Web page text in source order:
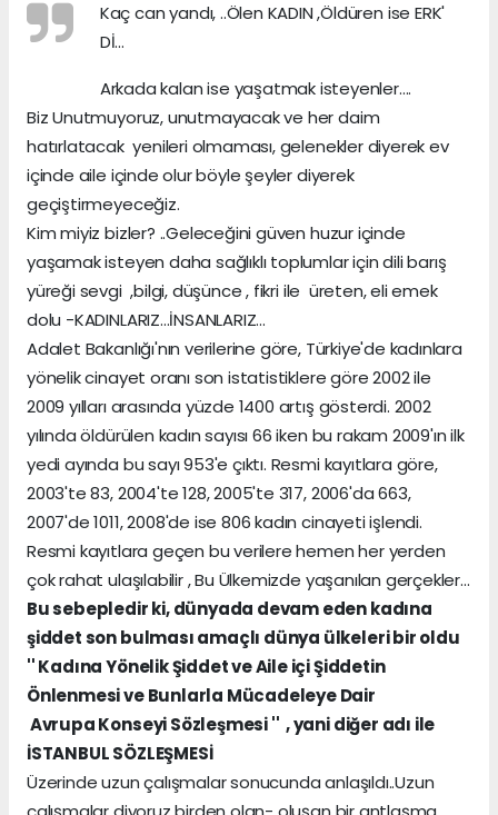
Kaç can yandı, ..Ölen KADIN ,Öldüren ise ERK'
Dİ...
Arkada kalan ise yaşatmak isteyenler....
Biz Unutmuyoruz, unutmayacak ve her daim
hatırlatacak yenileri olmaması, gelenekler diyerek ev
içinde aile içinde olur böyle şeyler diyerek
geçiştirmeyeceğiz.
Kim miyiz bizler? ..Geleceğini güven huzur içinde
yaşamak isteyen daha sağlıklı toplumlar için dili barış
yüreği sevgi ,bilgi, düşünce , fikri ile üreten, eli emek
dolu -KADINLARIZ...İNSANLARIZ...
Adalet Bakanlığı'nın verilerine göre, Türkiye'de kadınlara
yönelik cinayet oranı son istatistiklere göre 2002 ile
2009 yılları arasında yüzde 1400 artış gösterdi. 2002
yılında öldürülen kadın sayısı 66 iken bu rakam 2009'ın ilk
yedi ayında bu sayı 953'e çıktı. Resmi kayıtlara göre,
2003'te 83, 2004'te 128, 2005'te 317, 2006'da 663,
2007'de 1011, 2008'de ise 806 kadın cinayeti işlendi.
Resmi kayıtlara geçen bu verilere hemen her yerden
çok rahat ulaşılabilir , Bu Ülkemizde yaşanılan gerçekler...
Bu sebepledir ki, dünyada devam eden kadına
şiddet son bulması amaçlı dünya ülkeleri bir oldu
'' Kadına Yönelik Şiddet ve Aile içi Şiddetin
Önlenmesi ve Bunlarla Mücadeleye Dair
Avrupa Konseyi Sözleşmesi '' , yani diğer adı ile
İSTANBUL SÖZLEŞMESİ
Üzerinde uzun çalışmalar sonucunda anlaşıldı..Uzun